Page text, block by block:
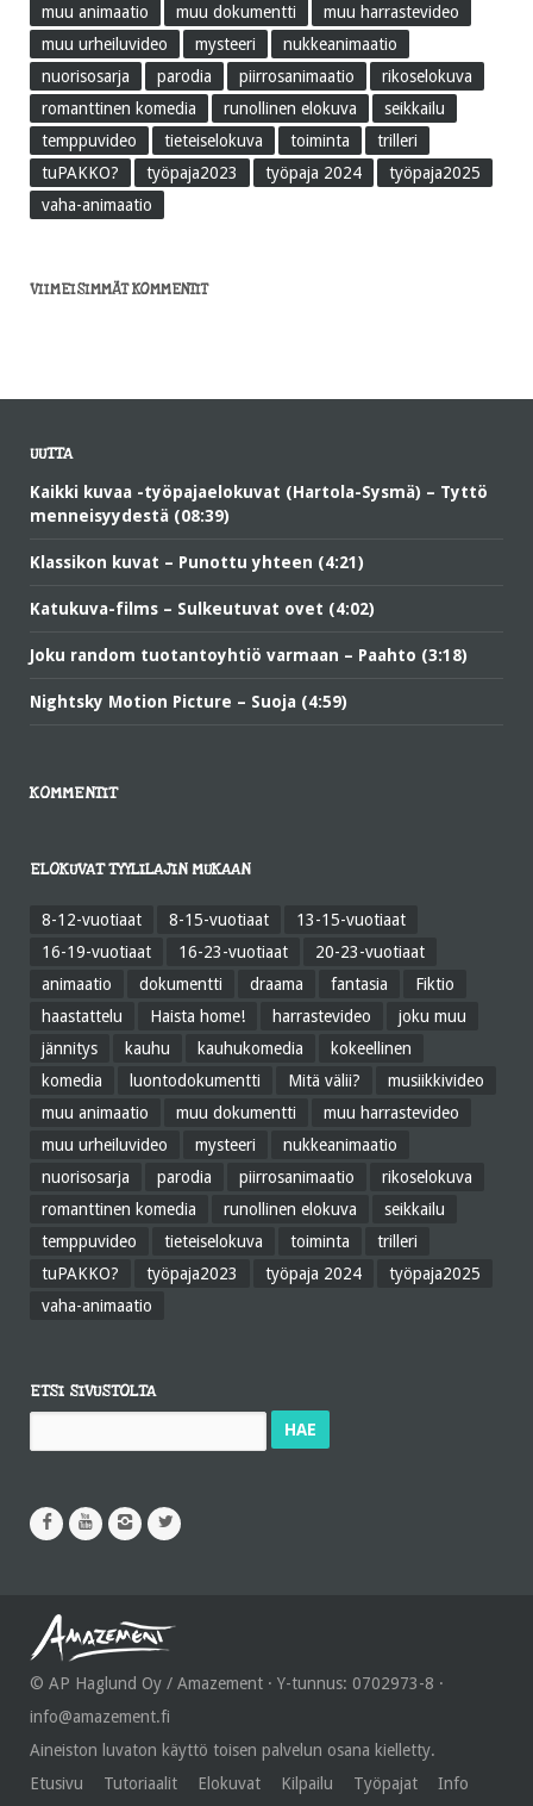
muu animaatio
muu dokumentti
muu harrastevideo
muu urheiluvideo
mysteeri
nukkeanimaatio
nuorisosarja
parodia piirrosanimaatio
rikoselokuva
romanttinen komedia
runollinen elokuva
seikkailu
temppuvideo
tieteiselokuva toiminta
trilleri
tuPAKKO?
työpaja2023 työpaja 2024
työpaja2025
vaha-animaatio
VIIMEISIMMÄT KOMMENTIT
UUTTA
Kaikki kuvaa -työpajaelokuvat (Hartola-Sysmä) – Tyttö
menneisyydestä (08:39)
Klassikon kuvat – Punottu yhteen (4:21)
Katukuva-films – Sulkeutuvat ovet (4:02)
Joku random tuotantoyhtiö varmaan – Paahto (3:18)
Nightsky Motion Picture – Suoja (4:59)
KOMMENTIT
ELOKUVAT TYYLILAJIN MUKAAN
8-12-vuotiaat 8-15-vuotiaat
13-15-vuotiaat
16-19-vuotiaat
16-23-vuotiaat
20-23-vuotiaat
animaatio
dokumentti draama fantasia
Fiktio
haastattelu
Haista home! harrastevideo
joku muu
jännitys
kauhu kauhukomedia
kokeellinen
komedia
luontodokumentti Mitä välii?
musiikkivideo
muu animaatio
muu dokumentti
muu harrastevideo
muu urheiluvideo
mysteeri
nukkeanimaatio
nuorisosarja
parodia piirrosanimaatio
rikoselokuva
romanttinen komedia
runollinen elokuva
seikkailu
temppuvideo
tieteiselokuva toiminta
trilleri
tuPAKKO?
työpaja2023 työpaja 2024
työpaja2025
vaha-animaatio
ETSI SIVUSTOLTA
© AP Haglund Oy / Amazement · Y-tunnus: 0702973-8 ·
info@amazement.fi
Aineiston luvaton käyttö toisen palvelun osana kielletty.
Etusivu
Tutoriaalit Elokuvat Kilpailu Työpajat Info